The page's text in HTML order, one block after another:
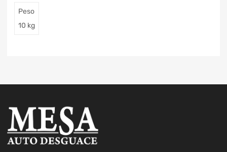
Peso
10 kg